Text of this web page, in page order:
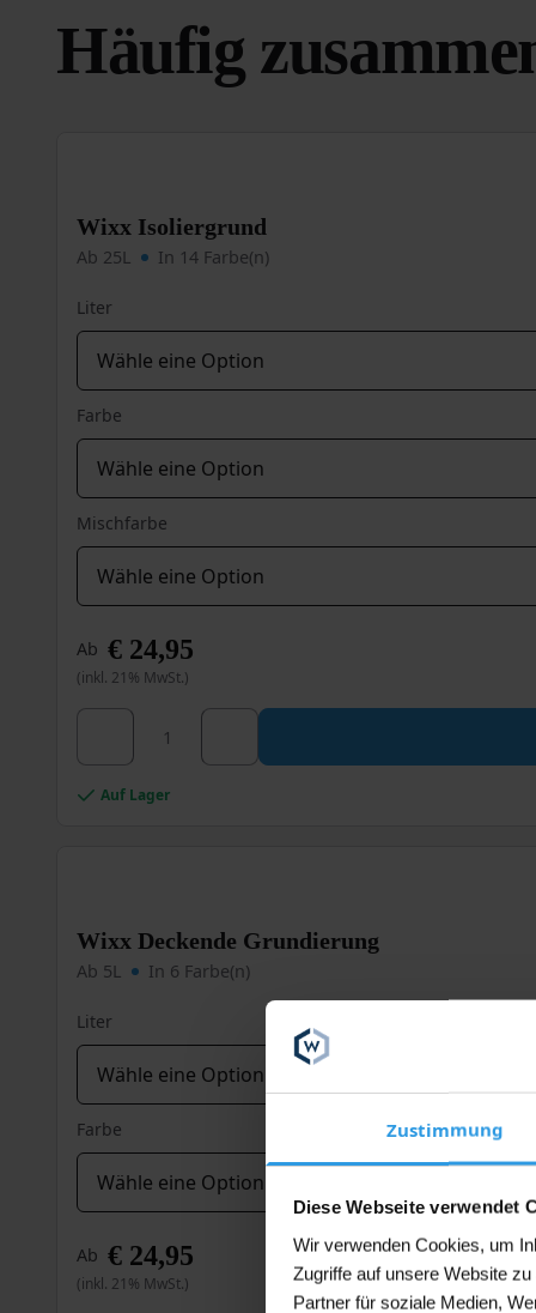
Zustimmung
Diese Webseite verwendet
Wir verwenden Cookies, um
Zugriffe auf unsere Website
Partner für soziale Medien,
Häufig
Wixx Isoliergrund
Ab 25L In 14 Farbe(n)
Liter
Farbe
Mischfarbe
Ab € 24,95
(inkl. 21% MwSt.)
Wixx Isoliergrund Menge
Dieses
weist
mehrere
auf
der
gewählt
werden
Auf Lager
Wixx Deckende Grundierung
Ab 5L In 6 Farbe(n)
Liter
Farbe
Ab € 24,95
(inkl. 21% MwSt.)